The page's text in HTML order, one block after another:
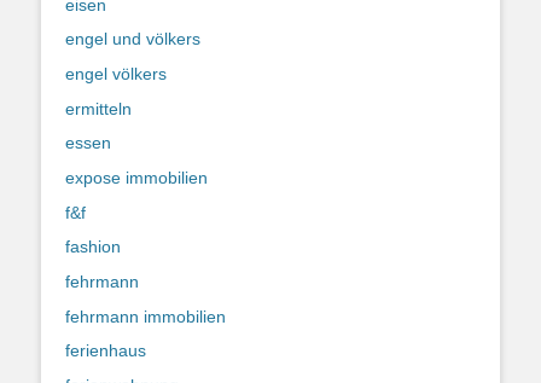
eisen
engel und völkers
engel völkers
ermitteln
essen
expose immobilien
f&f
fashion
fehrmann
fehrmann immobilien
ferienhaus